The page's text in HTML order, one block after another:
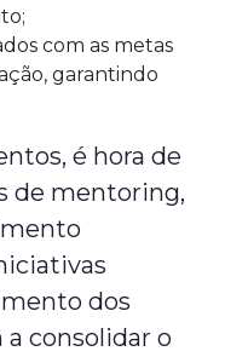
com as metas
garantindo
é hora de
de mentoring,
dos
consolidar o